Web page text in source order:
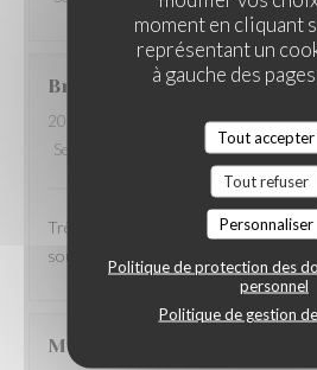
moment en cliquant
représentant un
à gauche des
Tout accepter
Tout refuser
Personnaliser
Politique de protection des
personnel
Politique de gestion
Brigitte
2026-06-20
- 19:30 - Couverts 2
Service
Ambiance:5/5 Cuisine:
Très bon accueil. Lieu agréable.Nous
sous l'arbre.
Marc